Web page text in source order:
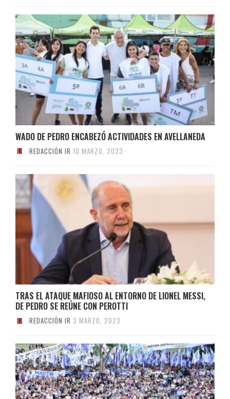
WADO DE PEDRO ENCABEZÓ ACTIVIDADES EN AVELLANEDA
REDACCIÓN IR 10 MARZO, 2023
TRAS EL ATAQUE MAFIOSO AL ENTORNO DE LIONEL MESSI,
DE PEDRO SE REÚNE CON PEROTTI
REDACCIÓN IR 3 MARZO, 2023